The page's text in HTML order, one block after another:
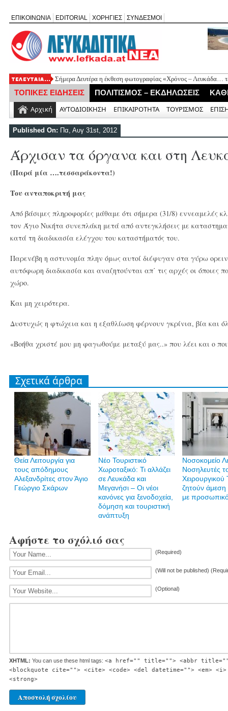
ΕΠΙΚΟΙΝΩΝΙΑ EDITORIAL ΧΟΡΗΓΙΕΣ ΣΥΝΔΕΣΜΟΙ
Σήμερα Δευτέρα η έκθεση φωτογραφίας «Χρόνος – Λευκάδα…
Ψήφισμα διαμαρτυρίας των κατοίκων Καβάλου για την έλλειψη
«Έφυγε» σε ηλικία 74 ετών ο ηθοποιός Νίκος Καλογερόπουλος
Η Λευκάδα τίμησε τον δικό της Ηλία Λογοθέτη σε μια βραδιά
ΤΟΠΙΚΕΣ ΕΙΔΗΣΕΙΣ ΠΟΛΙΤΙΣΜΟΣ – ΕΚΔΗΛΩΣΕΙΣ
Αρχική ΑΥΤΟΔΙΟΙΚΗΣΗ ΕΠΙΚΑΙΡΟΤΗΤΑ ΤΟΥΡΙΣΜΟΣ
Published On: Πα, Αυγ 31st, 2012
Άρχισαν τα όργανα και στη
(Παρά μία ….τεσσαράκοντα!)
Του ανταποκριτή μας
Από βάσιμες πληροφορίες μάθαμε ότι σήμερα (31/8) εννεαμελές
τον Άγιο Νικήτα συνεπλάκη μετά από αντεγκλήσεις με
κατά τη διαδικασία ελέγχου του καταστήματός του.
Παρενέβη η αστυνομία πλην όμως αυτοί διέφυγαν στα γύρω
αυτόφωρη διαδικασία και αναζητούνται απ΄ τις αρχές οι όποιες
χώρο.
Και μη χειρότερα.
Δυστυχώς η φτώχεια και η εξαθλίωση φέρνουν γκρίνια, βία και
«Βοήθα χριστέ μου μη φαγωθούμε μεταξύ μας..» που λέει και ο
Σχετικά άρθρα
Θεία Λειτουργία για
τους απόδημους
Αλεξανδρίτες στον Άγιο
Γεώργιο Σκάρων
Νέο Τουριστικό
Χωροταξικό: Τι αλλάζει
σε Λευκάδα και
Μεγανήσι – Οι νέοι
κανόνες για ξενοδοχεία,
δόμηση και τουριστική
ανάπτυξη
Νοσοκομείο
Νοσηλευτές
Χειρουργικού
ζητούν άμεση
με
Αφήστε το σχόλιό σας
(Required)
(Will not be published)
(Optional)
XHTML: You can use these html tags: <a href="" title=""> <abbr
<blockquote cite=""> <cite> <code> <del datetime=""> <em>
<strong>